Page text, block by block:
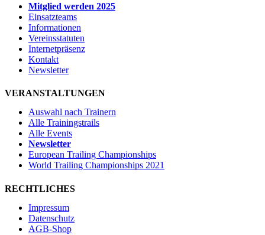
Mitglied werden 2025
Einsatzteams
Informationen
Vereinsstatuten
Internetpräsenz
Kontakt
Newsletter
VERANSTALTUNGEN
Auswahl nach Trainern
Alle Trainingstrails
Alle Events
Newsletter
European Trailing Championships
World Trailing Championships 2021
RECHTLICHES
Impressum
Datenschutz
AGB-Shop